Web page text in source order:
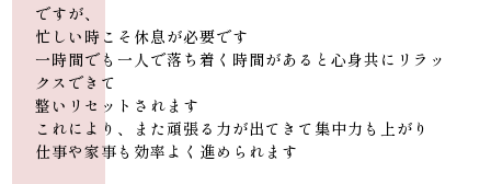
ですが、
忙しい時こそ休息が必要です
一時間でも一人で落ち着く時間があると心身共にリラッ
クスできて
整いリセットされます
これにより、また頑張る力が出てきて集中力も上がり
仕事や家事も効率よく進められます